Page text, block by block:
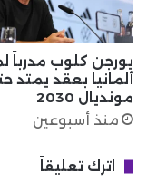
يورجن كلوب مدرباً
ألمانيا بعقد يمتد
مونديال 2030
منذ أسبوعين
اترك تعليقاً